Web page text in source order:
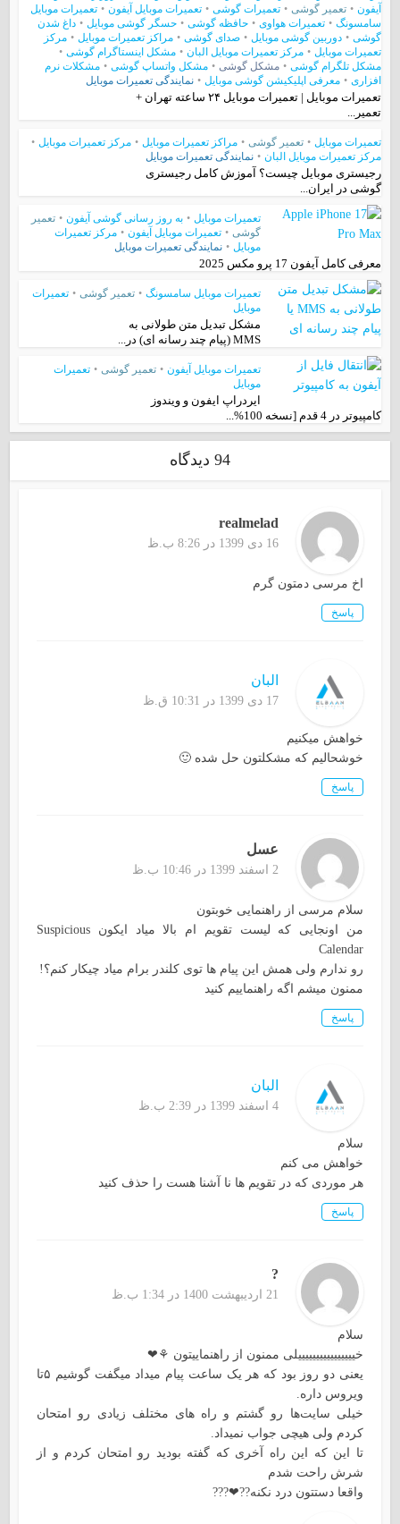
آیفون • تعمیر گوشی • تعمیرات گوشی • تعمیرات موبایل آیفون • تعمیرات موبایل
سامسونگ • تعمیرات هواوی • حافظه گوشی • حسگر گوشی موبایل • داغ شدن
گوشی • دوربین گوشی موبایل • صدای گوشی • مراکز تعمیرات موبایل • مرکز
تعمیرات موبایل • مرکز تعمیرات موبایل البان • مشکل اینستاگرام گوشی •
مشکل تلگرام گوشی • مشکل گوشی • مشکل واتساپ گوشی • مشکلات نرم
افزاری • معرفی اپلیکیشن گوشی موبایل • نمایندگی تعمیرات موبایل
تعمیرات موبایل | تعمیرات موبایل ۲۴ ساعته تهران +
تعمیر...
تعمیرات موبایل • تعمیر گوشی • مراکز تعمیرات موبایل • مرکز تعمیرات موبایل •
مرکز تعمیرات موبایل البان • نمایندگی تعمیرات موبایل
رجیستری موبایل چیست؟ آموزش کامل رجیستری
گوشی در ایران...
تعمیرات موبایل • به روز رسانی گوشی آیفون • تعمیر
گوشی • تعمیرات موبایل آیفون • مرکز تعمیرات
موبایل • نمایندگی تعمیرات موبایل
معرفی کامل آیفون 17 پرو مکس 2025
تعمیرات موبایل سامسونگ • تعمیر گوشی • تعمیرات
موبایل
مشکل تبدیل متن طولانی به
MMS (پیام چند رسانه ای) در...
تعمیرات موبایل آیفون • تعمیر گوشی • تعمیرات
موبایل
ایردراپ ایفون و ویندوز
کامپیوتر در 4 قدم [نسخه 100%...
94 دیدگاه
realmelad
16 دی 1399 در 8:26 ب.ظ
اخ مرسی دمتون گرم
پاسخ
البان
17 دی 1399 در 10:31 ق.ظ
خواهش میکنیم
خوشحالیم که مشکلتون حل شده 🙂
پاسخ
عسل
2 اسفند 1399 در 10:46 ب.ظ
سلام مرسی از راهنمایی خوبتون
من اونجایی که لیست تقویم ام بالا میاد ایکون Suspicious
Calendar
رو ندارم ولی همش این پیام ها توی کلندر برام میاد چیکار کنم؟!
ممنون میشم اگه راهنماییم کنید
پاسخ
البان
4 اسفند 1399 در 2:39 ب.ظ
سلام
خواهش می کنم
هر موردی که در تقویم ها نا آشنا هست را حذف کنید
پاسخ
?
21 اردیبهشت 1400 در 1:34 ب.ظ
سلام
خییییییییییییییییلی ممنون از راهنماییتون ⚘❤
یعنی دو روز بود که هر یک ساعت پیام میداد میگفت گوشیم ۵‌تا
ویروس داره.
خیلی سایت‌ها رو گشتم و راه های مختلف زیادی رو امتحان
کردم ولی هیچی جواب نمیداد.
تا این که این راه آخری که گفته بودید رو امتحان کردم و از
شرش راحت شدم
واقعا دستتون درد نکنه??❤???